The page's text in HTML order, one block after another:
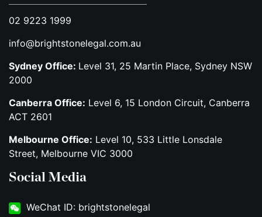
02 9223 1999
info@brightstonelegal.com.au
Sydney Office: Level 31, 25 Martin Place, Sydney NSW
2000
Canberra Office: Level 6, 15 London Circuit, Canberra
ACT 2601
Melbourne Office: Level 10, 533 Little Lonsdale
Street, Melbourne VIC 3000
Social Media
WeChat ID: brightstonelegal